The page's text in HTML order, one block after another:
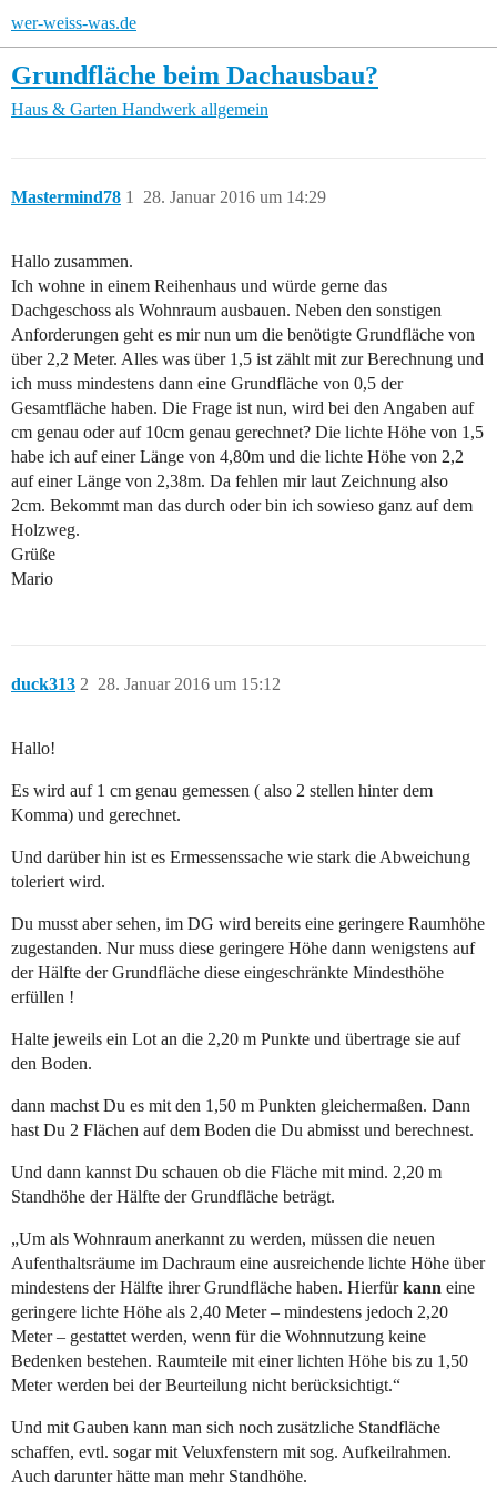
wer-weiss-was.de
Grundfläche beim Dachausbau?
Haus & Garten Handwerk allgemein
Mastermind78 28. Januar 2016 um 14:29
1
Hallo zusammen.
Ich wohne in einem Reihenhaus und würde gerne das
Dachgeschoss als Wohnraum ausbauen. Neben den sonstigen
Anforderungen geht es mir nun um die benötigte Grundfläche von
über 2,2 Meter. Alles was über 1,5 ist zählt mit zur Berechnung und
ich muss mindestens dann eine Grundfläche von 0,5 der
Gesamtfläche haben. Die Frage ist nun, wird bei den Angaben auf
cm genau oder auf 10cm genau gerechnet? Die lichte Höhe von 1,5
habe ich auf einer Länge von 4,80m und die lichte Höhe von 2,2
auf einer Länge von 2,38m. Da fehlen mir laut Zeichnung also
2cm. Bekommt man das durch oder bin ich sowieso ganz auf dem
Holzweg.
Grüße
Mario
duck313 28. Januar 2016 um 15:12
2
Hallo!
Es wird auf 1 cm genau gemessen ( also 2 stellen hinter dem
Komma) und gerechnet.
Und darüber hin ist es Ermessenssache wie stark die Abweichung
toleriert wird.
Du musst aber sehen, im DG wird bereits eine geringere Raumhöhe
zugestanden. Nur muss diese geringere Höhe dann wenigstens auf
der Hälfte der Grundfläche diese eingeschränkte Mindesthöhe
erfüllen !
Halte jeweils ein Lot an die 2,20 m Punkte und übertrage sie auf
den Boden.
dann machst Du es mit den 1,50 m Punkten gleichermaßen. Dann
hast Du 2 Flächen auf dem Boden die Du abmisst und berechnest.
Und dann kannst Du schauen ob die Fläche mit mind. 2,20 m
Standhöhe der Hälfte der Grundfläche beträgt.
„Um als Wohnraum anerkannt zu werden, müssen die neuen
Aufenthaltsräume im Dachraum eine ausreichende lichte Höhe über
mindestens der Hälfte ihrer Grundfläche haben. Hierfürkann eine
geringere lichte Höhe als 2,40 Meter – mindestens jedoch 2,20
Meter – gestattet werden, wenn für die Wohnnutzung keine
Bedenken bestehen. Raumteile mit einer lichten Höhe bis zu 1,50
Meter werden bei der Beurteilung nicht berücksichtigt.“
Und mit Gauben kann man sich noch zusätzliche Standfläche
schaffen, evtl. sogar mit Veluxfenstern mit sog. Aufkeilrahmen.
Auch darunter hätte man mehr Standhöhe.